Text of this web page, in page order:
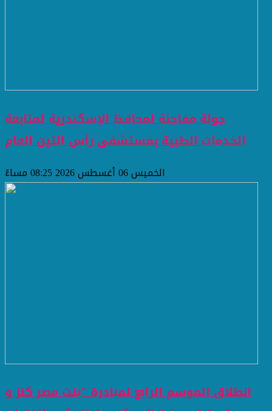
جولة مفاجئة لمحافظ الإسكندرية لمتابعة
الخدمات الطبية بمستشفى رأس التين العام
الخميس 06 أغسطس 2026 08:25 مساءً
انطلاق الموسم الرابع لمبادرة "بنت مصر كنز و